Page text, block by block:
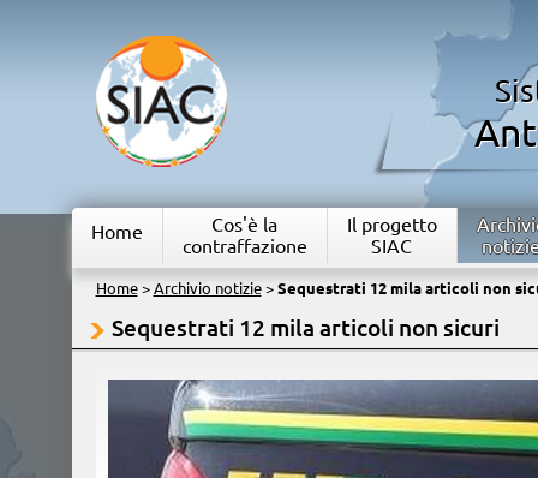
Home
Cos'è la
contraffazione
Il progetto
SIAC
Home> Archivio notizie> Sequestrati 12 mila articoli non
Sequestrati 12 mila articoli non sicuri